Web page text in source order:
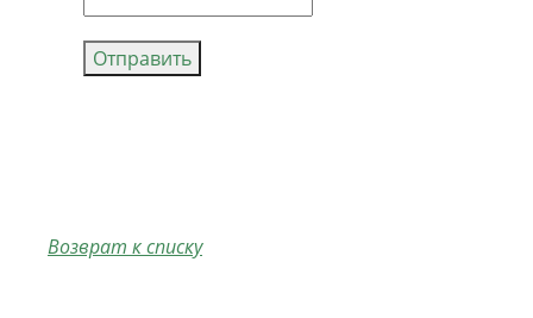
Отправить
Возврат к списку